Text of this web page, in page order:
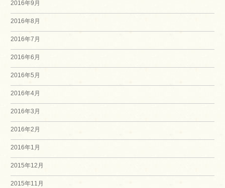
2016年9月
2016年8月
2016年7月
2016年6月
2016年5月
2016年4月
2016年3月
2016年2月
2016年1月
2015年12月
2015年11月